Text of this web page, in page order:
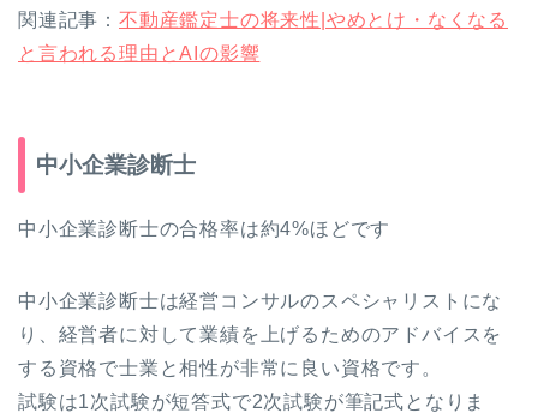
関連記事： 不動産鑑定士の将来性|やめとけ・なくなる
と言われる理由とAIの影響
中小企業診断士
中小企業診断士の合格率は約4%ほどです
中小企業診断士は経営コンサルのスペシャリストにな
り、経営者に対して業績を上げるためのアドバイスを
する資格で士業と相性が非常に良い資格です。
試験は1次試験が短答式で2次試験が筆記式となりま